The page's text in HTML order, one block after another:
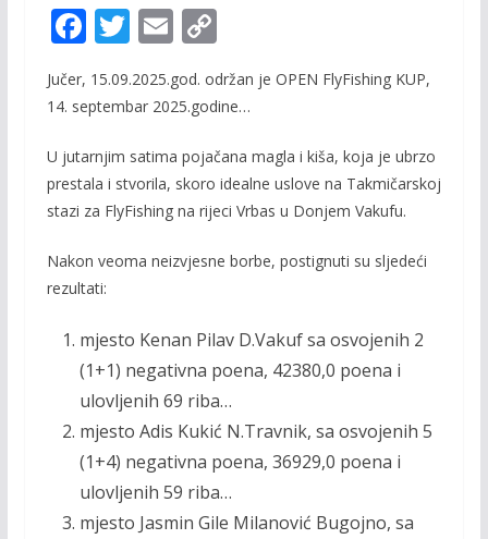
F
e
b
o
o
T
itt
E
m
ai
C
o
p
Li
n
Jučer, 15.09.2025.god. održan je OPEN FlyFishing KUP,
14. septembar 2025.godine…
U jutarnjim satima pojačana magla i kiša, koja je ubrzo
prestala i stvorila, skoro idealne uslove na Takmičarskoj
stazi za FlyFishing na rijeci Vrbas u Donjem Vakufu.
Nakon veoma neizvjesne borbe, postignuti su sljedeći
rezultati:
mjesto Kenan Pilav D.Vakuf sa osvojenih 2
(1+1) negativna poena, 42380,0 poena i
ulovljenih 69 riba…
mjesto Adis Kukić N.Travnik, sa osvojenih 5
(1+4) negativna poena, 36929,0 poena i
ulovljenih 59 riba…
mjesto Jasmin Gile Milanović Bugojno, sa